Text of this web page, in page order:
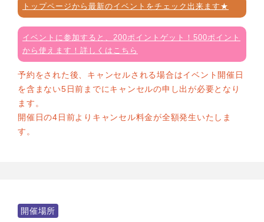
トップページから最新のイベントをチェック出来ます★
イベントに参加すると、200ポイントゲット！500ポイント
から使えます！詳しくはこちら
予約をされた後、キャンセルされる場合はイベント開催日
を含まない5日前までにキャンセルの申し出が必要となり
ます。
開催日の4日前よりキャンセル料金が全額発生いたしま
す。
開催場所